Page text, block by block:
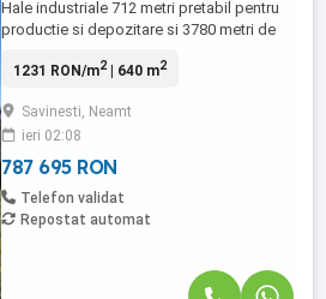
Hale industriale 712 metri pretabil pentru
productie si depozitare si 3780 metri de
Savinesti, acces cu tir, curte betonata,
1231 RON/m2| 640 m2
Savinesti, Neamt
ieri 02:08
787 695 RON
Telefon validat
Repostat automat